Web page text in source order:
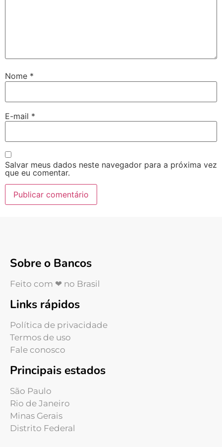
Nome *
E-mail *
Salvar meus dados neste navegador para a próxima vez
que eu comentar.
Sobre o Bancos
Feito com ❤ no Brasil
Links rápidos
Política de privacidade
Termos de uso
Fale conosco
Principais estados
São Paulo
Rio de Janeiro
Minas Gerais
Distrito Federal